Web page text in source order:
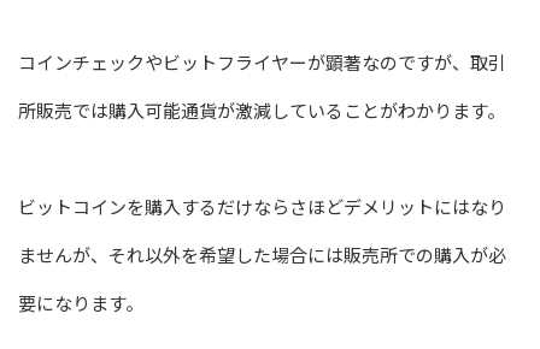
コインチェックやビットフライヤーが顕著なのですが、取引
所販売では購入可能通貨が激減していることがわかります。
ビットコインを購入するだけならさほどデメリットにはなり
ませんが、それ以外を希望した場合には販売所での購入が必
要になります。